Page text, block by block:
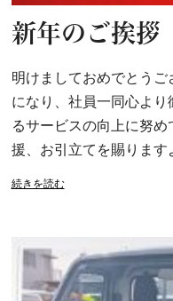
新年のご挨拶
明けましておめでとう
になり、社員一同心よ
るサービスの向上に努
援、お引立てを賜りま
続きを読む